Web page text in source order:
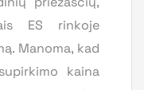
ES rinkoje
Manoma, kad
kaina